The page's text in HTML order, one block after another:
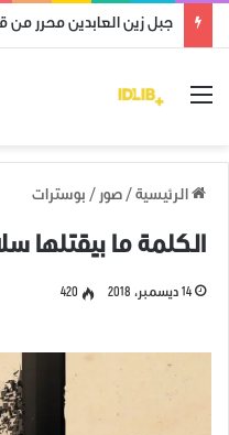
جبل زين العابدين محرر من
القائمة
الرئيسية / صور / بوسترات
الكلمة ما بيقتلها
14 ديسمبر، 2018 420